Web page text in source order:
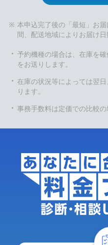
本申込完了後の「最短」お
間、配送地域によりお届け日
予約機種の場合は、在庫を
をお送りします。
在庫の状況等によっては翌
ります。
事務手数料は定価での比較の